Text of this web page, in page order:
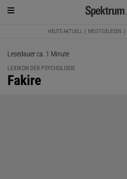
HEUTE AKTUELL MEISTGELESEN
Lesedauer ca. 1 Minute
LEXIKON DER PSYCHOLOGIE
:
Fakire